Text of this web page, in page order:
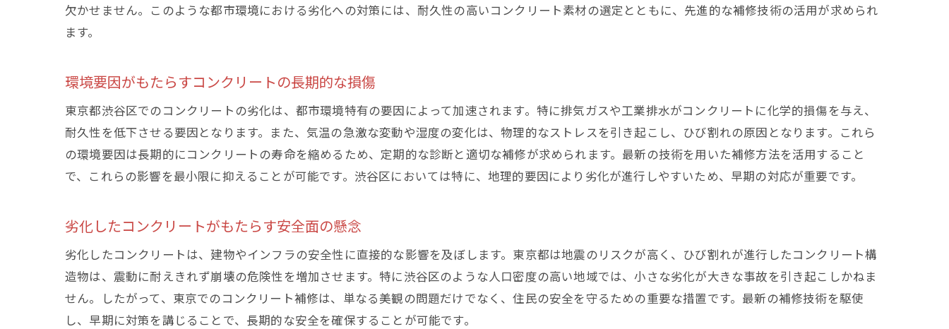
コンクリート補修のための最新機材の活用法
東京で安心の住環境を守るコンクリート補修の流れ
調査から始める補修計画の流れ
劣化の診断と適切な補修方法の選定
施工の工程と安全管理の重要性
渋谷区の住民が知っておくべき補修ステップ
渋谷区の住環境を守るために知っておきたいコンクリート補修のポイント
補修前に考慮すべき環境要因
住民の安全を第一に考えた補修計画
欠かせません。このような都市環境における劣化への対策には、耐久性の高いコンクリート素材の選定とともに、先進的な補修技術の活用が求められ
ます。
環境要因がもたらすコンクリートの長期的な損傷
東京都渋谷区でのコンクリートの劣化は、都市環境特有の要因によって加速されます。特に排気ガスや工業排水がコンクリートに化学的損傷を与え、
耐久性を低下させる要因となります。また、気温の急激な変動や湿度の変化は、物理的なストレスを引き起こし、ひび割れの原因となります。これら
の環境要因は長期的にコンクリートの寿命を縮めるため、定期的な診断と適切な補修が求められます。最新の技術を用いた補修方法を活用すること
で、これらの影響を最小限に抑えることが可能です。渋谷区においては特に、地理的要因により劣化が進行しやすいため、早期の対応が重要です。
劣化したコンクリートがもたらす安全面の懸念
劣化したコンクリートは、建物やインフラの安全性に直接的な影響を及ぼします。東京都は地震のリスクが高く、ひび割れが進行したコンクリート構
造物は、震動に耐えきれず崩壊の危険性を増加させます。特に渋谷区のような人口密度の高い地域では、小さな劣化が大きな事故を引き起こしかねま
せん。したがって、東京でのコンクリート補修は、単なる美観の問題だけでなく、住民の安全を守るための重要な措置です。最新の補修技術を駆使
し、早期に対策を講じることで、長期的な安全を確保することが可能です。